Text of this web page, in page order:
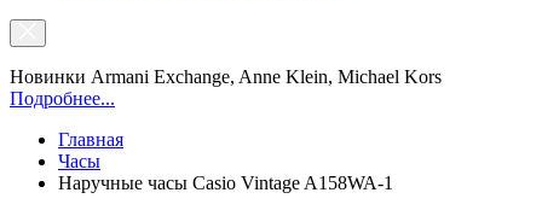
Новинки Armani Exchange, Anne Klein, Michael Kors
Подробнее...
Главная
Часы
Наручные часы Casio Vintage A158WA-1